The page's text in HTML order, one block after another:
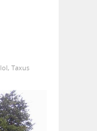
, Taxus